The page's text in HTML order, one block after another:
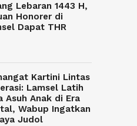
Lebaran 1443 H,
Honorer di
Dapat THR
Kartini Lintas
Lamsel Latih
Asuh Anak di Era
Wabup Ingatkan
Judol